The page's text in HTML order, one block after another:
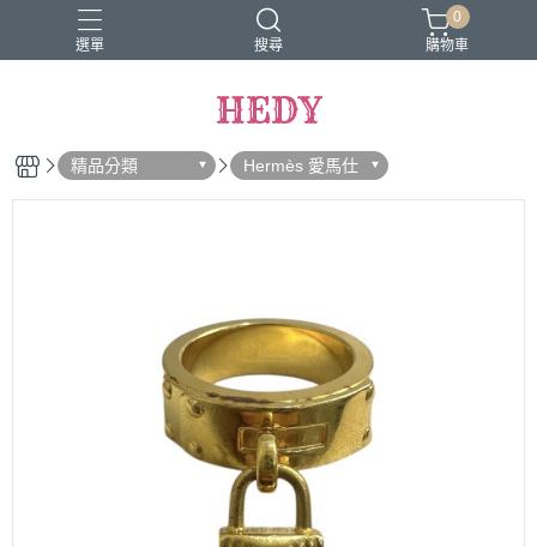
選單 搜尋
0
購物車
HEDY
精品分類 Hermès 愛馬仕